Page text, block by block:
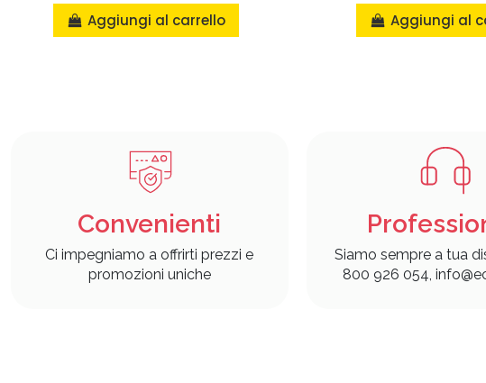
Aggiungi al carrello Aggiungi al
Convenienti
Ci impegniamo a offrirti prezzi e
promozioni uniche
Siamo sempre a tua
800 926 054,